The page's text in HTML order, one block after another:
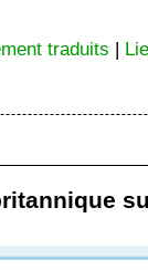
traduits |